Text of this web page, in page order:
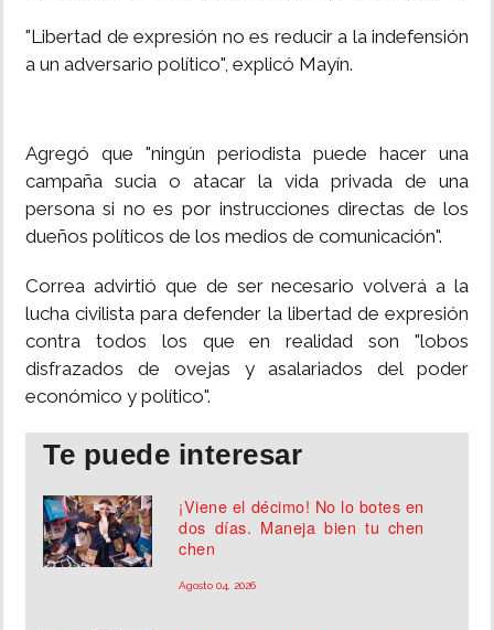
"Libertad de expresión no es reducir a la indefensión
a un adversario político", explicó Mayín.
Agregó que "ningún periodista puede hacer una
campaña sucia o atacar la vida privada de una
persona si no es por instrucciones directas de los
dueños políticos de los medios de comunicación".
Correa advirtió que de ser necesario volverá a la
lucha civilista para defender la libertad de expresión
contra todos los que en realidad son "lobos
disfrazados de ovejas y asalariados del poder
económico y político".
Te puede interesar
¡Viene el décimo! No lo botes en
dos días. Maneja bien tu chen
chen
Agosto 04, 2026